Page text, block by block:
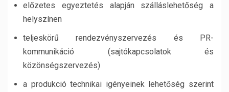
előzetes egyeztetés alapján szálláslehetőség a
helyszínen
teljeskörű rendezvényszervezés és PR-
kommunikáció (sajtókapcsolatok és
közönségszervezés)
a produkció technikai igényeinek lehetőség szerint